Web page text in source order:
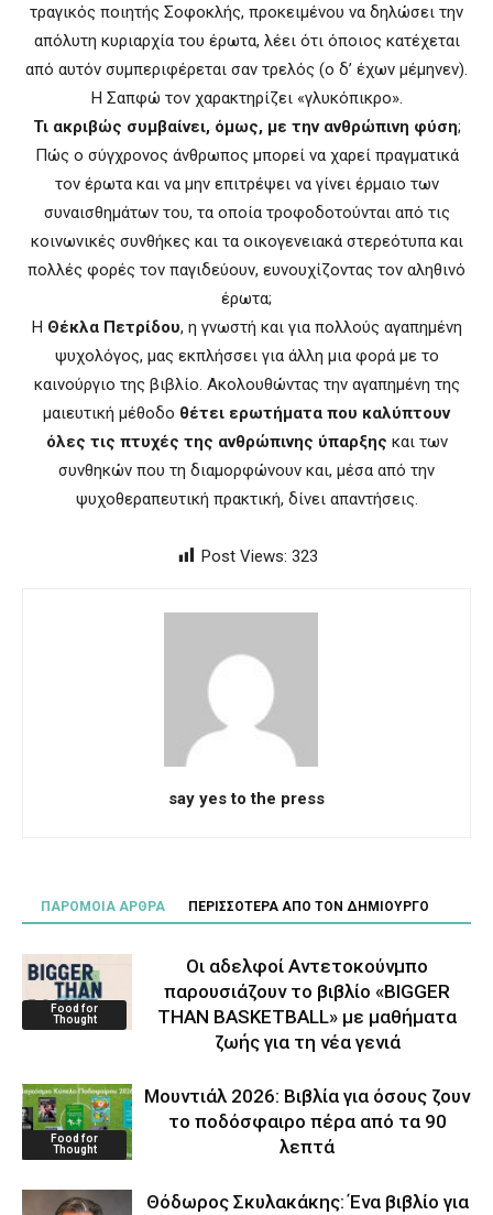
τραγικός ποιητής Σοφοκλής, προκειμένου να δηλώσει την
απόλυτη κυριαρχία του έρωτα, λέει ότι όποιος κατέχεται
από αυτόν συμπεριφέρεται σαν τρελός (ο δ’ έχων μέμηνεν).
Η Σαπφώ τον χαρακτηρίζει «γλυκόπικρο».
Τι ακριβώς συμβαίνει, όμως, με την ανθρώπινη φύση;
Πώς ο σύγχρονος άνθρωπος μπορεί να χαρεί πραγματικά
τον έρωτα και να μην επιτρέψει να γίνει έρμαιο των
συναισθημάτων του, τα οποία τροφοδοτούνται από τις
κοινωνικές συνθήκες και τα οικογενειακά στερεότυπα και
πολλές φορές τον παγιδεύουν, ευνουχίζοντας τον αληθινό
έρωτα;
Η Θέκλα Πετρίδου, η γνωστή και για πολλούς αγαπημένη
ψυχολόγος, μας εκπλήσσει για άλλη μια φορά με το
καινούργιο της βιβλίο. Ακολουθώντας την αγαπημένη της
μαιευτική μέθοδο θέτει ερωτήματα που καλύπτουν
όλες τις πτυχές της ανθρώπινης ύπαρξης και των
συνθηκών που τη διαμορφώνουν και, μέσα από την
ψυχοθεραπευτική πρακτική, δίνει απαντήσεις.
Post Views: 323
say yes to the press
ΠΑΡΟΜΟΙΑ ΑΡΘΡΑ ΠΕΡΙΣΣΟΤΕΡΑ ΑΠΟ ΤΟΝ ΔΗΜΙΟΥΡΓΟ
Food for
Thought
Οι αδελφοί Αντετοκούνμπο
παρουσιάζουν το βιβλίο «BIGGER
THAN BASKETBALL» με μαθήματα
ζωής για τη νέα γενιά
Food for
Thought
Μουντιάλ 2026: Βιβλία για όσους ζουν
το ποδόσφαιρο πέρα από τα 90
λεπτά
Θόδωρος Σκυλακάκης: Ένα βιβλίο για